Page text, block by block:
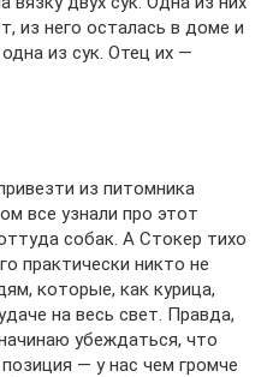
из него осталась в доме и
из сук. Отец их —
из питомника
все узнали про этот
собак. А Стокер тихо
практически никто не
которые, как курица,
на весь свет. Правда,
убеждаться, что
— у нас чем громче